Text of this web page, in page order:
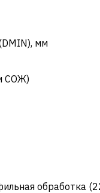
мм
СОЖ)
обработка